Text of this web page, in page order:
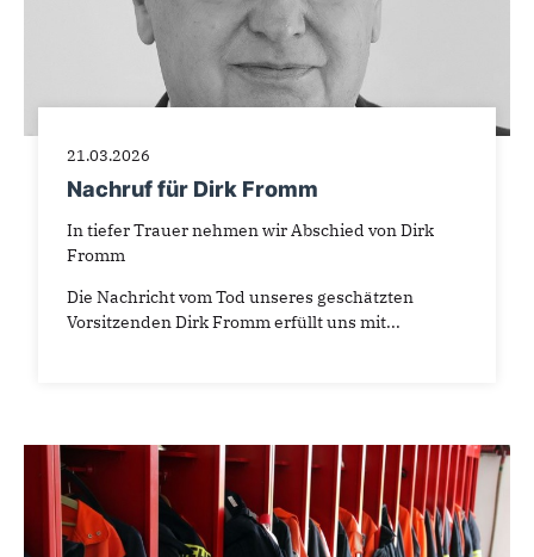
21.03.2026
Nachruf für Dirk Fromm
In tiefer Trauer nehmen wir Abschied von Dirk
Fromm
Die Nachricht vom Tod unseres geschätzten
Vorsitzenden Dirk Fromm erfüllt uns mit...